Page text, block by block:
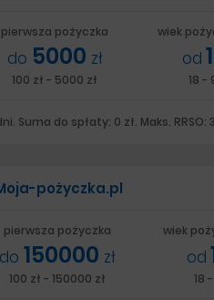
pierwsza pożyczka
do 5000 zł
100 zł - 5000 zł
wiek
od
18 -
Suma do spłaty: 0 zł. Maks. RRSO:
pożyczka.pl
pierwsza pożyczka
do 150000 zł
100 zł - 150000 zł
wiek
od
18